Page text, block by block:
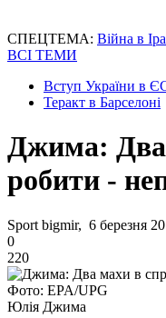
СПЕЦТЕМА: Війна в
ВСІ ТЕМИ
Вступ України в
Теракт в Барселоні
Джима: Два
робити -
Sport bigmir, 6 березня
0
220
Фото: EPA/UPG
Юлія Джима